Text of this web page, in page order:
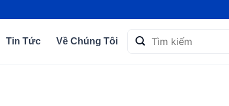
Tin Tức Về Chúng Tôi
Tìm
kiếm: